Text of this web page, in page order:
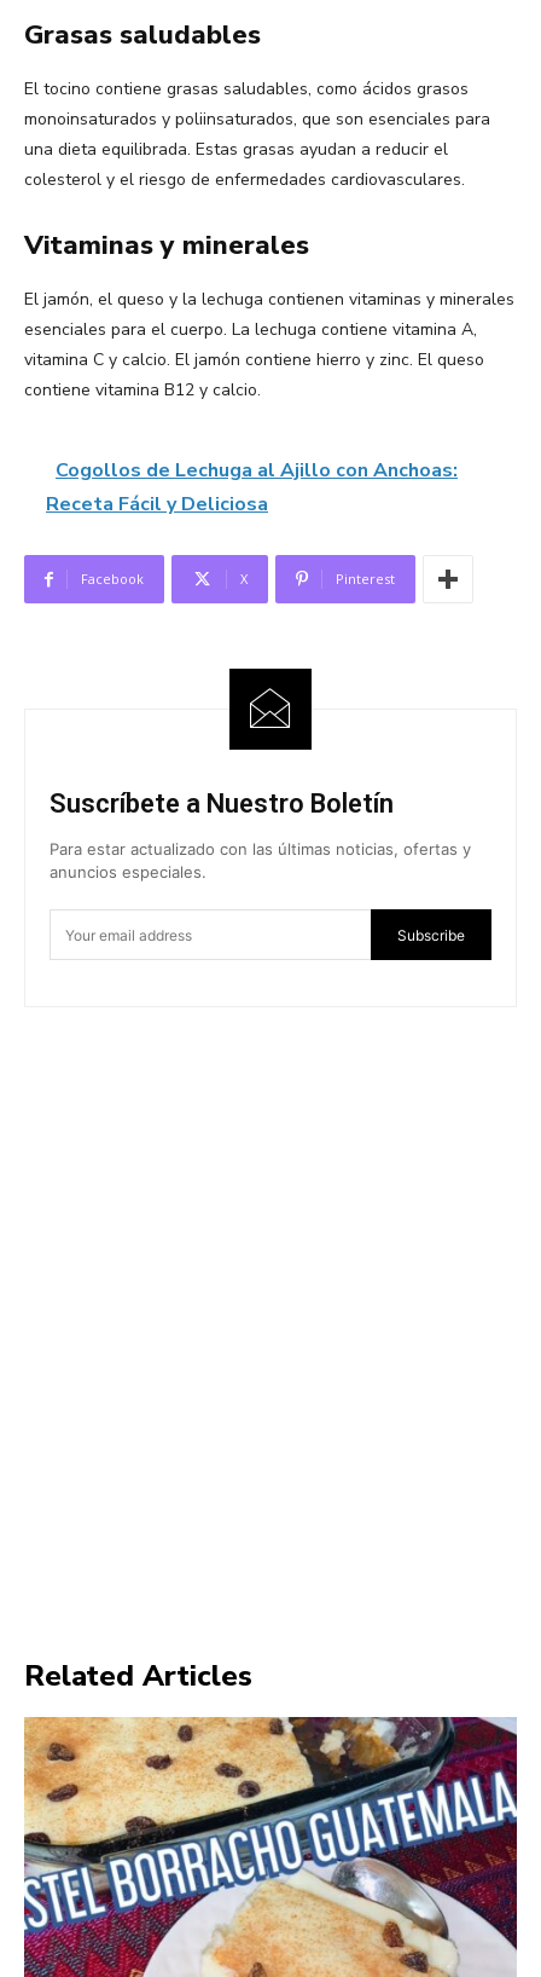
Grasas saludables
El tocino contiene grasas saludables, como ácidos grasos
monoinsaturados y poliinsaturados, que son esenciales para
una dieta equilibrada. Estas grasas ayudan a reducir el
colesterol y el riesgo de enfermedades cardiovasculares.
Vitaminas y minerales
El jamón, el queso y la lechuga contienen vitaminas y minerales
esenciales para el cuerpo. La lechuga contiene vitamina A,
vitamina C y calcio. El jamón contiene hierro y zinc. El queso
contiene vitamina B12 y calcio.
Cogollos de Lechuga al Ajillo con Anchoas:
Receta Fácil y Deliciosa
Facebook X Pinterest
Suscríbete a Nuestro Boletín
Para estar actualizado con las últimas noticias, ofertas y
anuncios especiales.
Subscribe
Related Articles